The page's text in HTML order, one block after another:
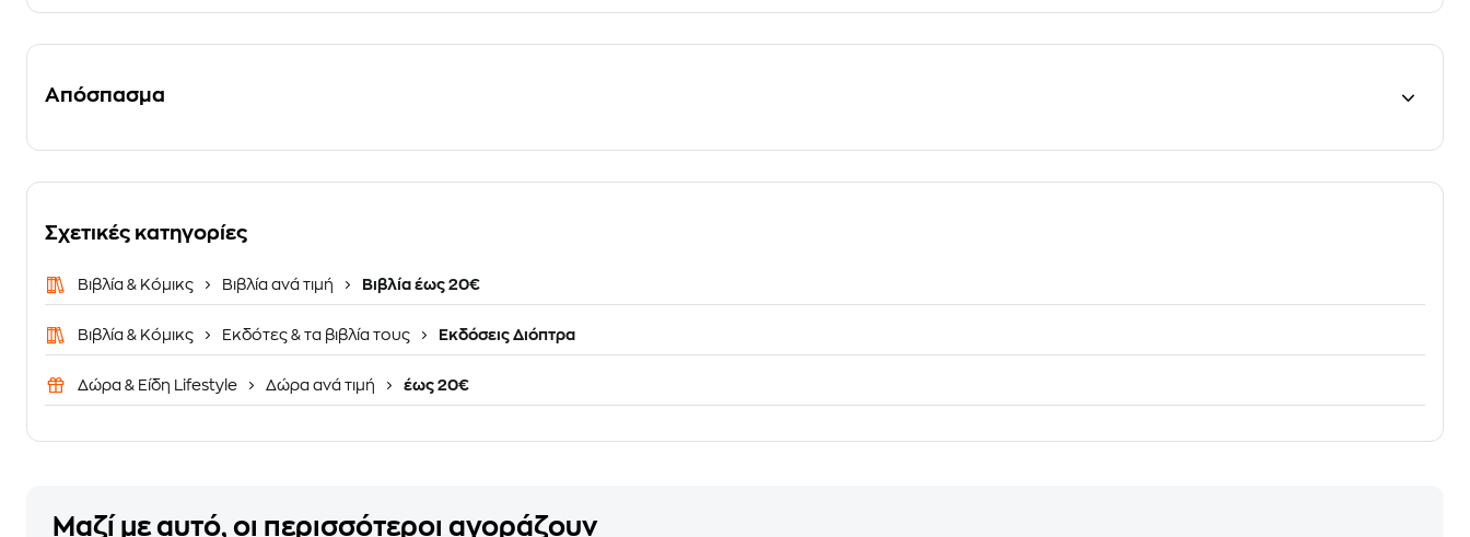
Απόσπασμα
Σχετικές κατηγορίες
Βιβλία & Κόμικς Βιβλία ανά τιμή Βιβλία έως 20€
Βιβλία & Κόμικς Εκδότες & τα βιβλία τους Εκδόσεις Διόπτρα
Δώρα & Είδη Lifestyle Δώρα ανά τιμή έως 20€
Μαζί με αυτό, οι περισσότεροι αγοράζουν